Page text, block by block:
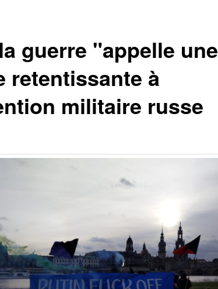
guerre "appelle une
retentissante à
militaire russe